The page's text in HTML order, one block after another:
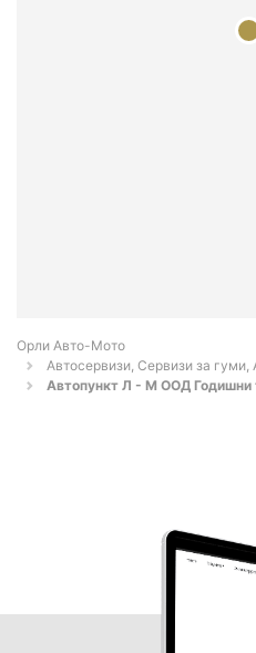
Орли Aвто-Mото
Автосервизи, Сервизи за
Автопункт Л - М ООД Годишни